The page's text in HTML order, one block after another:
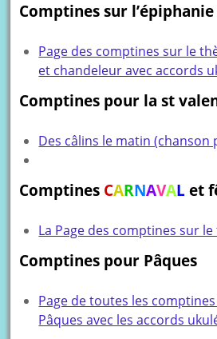
Comptines sur
Page des comptines sur le
et chandeleur avec accords
Comptines pour la st
Des câlins le matin (chanson
Comptines CARNAVAL et
La Page des comptines sur
Comptines pour Pâques
Page de toutes les
Pâques avec les accords